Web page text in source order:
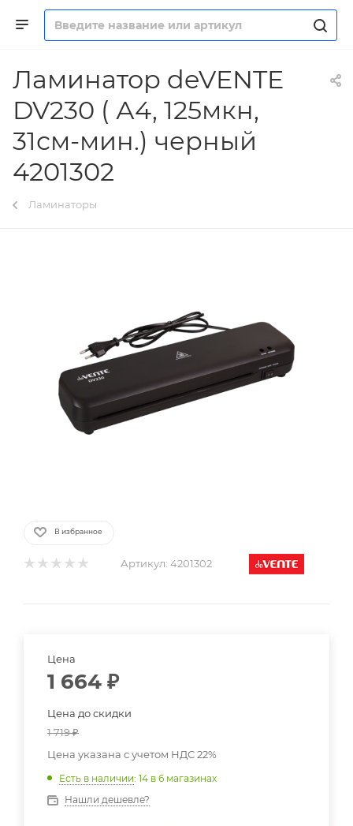
Ламинатор deVENTE
DV230 ( А4, 125мкн,
31см-мин.) черный
4201302
Ламинаторы
В избранное
Артикул: 4201302
Цена
1 664 ₽
Цена до скидки
1 719₽
Цена указана с учетом НДС 22%
Есть в наличии: 14 в 6 магазинах
Нашли дешевле?